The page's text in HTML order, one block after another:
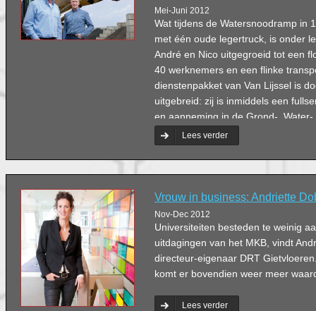
Mei-Juni 2012
Wat tijdens de Watersnoodramp in
met één oude legertruck, is onder
André en Nico uitgegroeid tot een
40 werknemers en een flinke
dienstenpakket van Van Lijssel is
uitgebreid: zij is inmiddels een
en aanneming in de Grond-,
Burgerlijke en Utiliteitsbouw.
Lees verder
Vrouw in business: Andriette
Nov-Dec 2012
Universiteiten besteden te weinig
uitdagingen van het MKB, vindt
directeur-eigenaar DRT
komt er bovendien weer meer
Lees verder